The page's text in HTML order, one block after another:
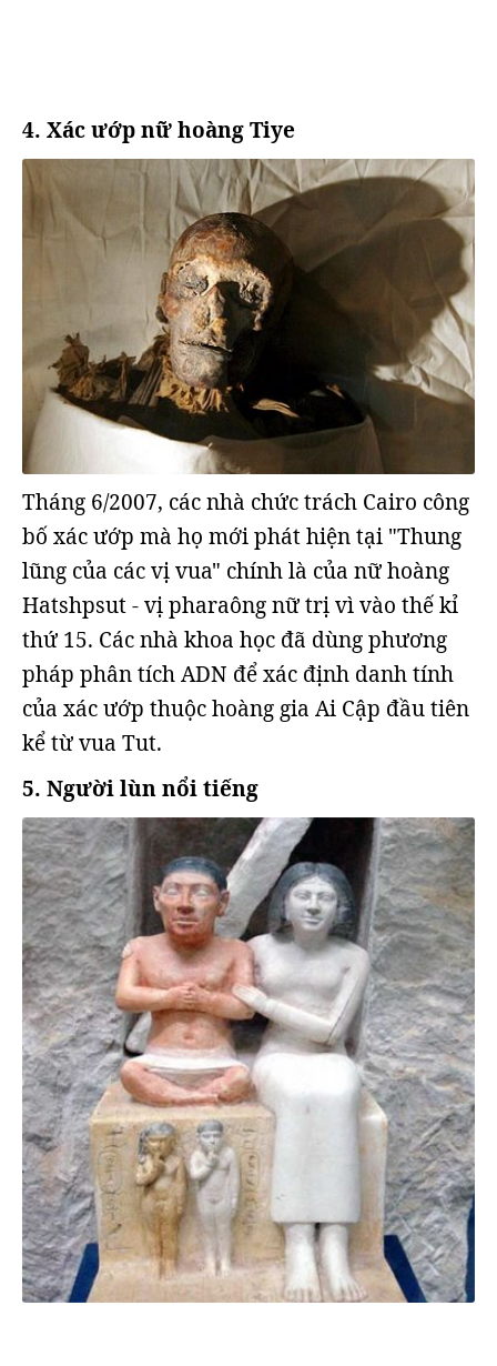
4. Xác ướp nữ hoàng Tiye
Tháng 6/2007, các nhà chức trách Cairo công
bố xác ướp mà họ mới phát hiện tại "Thung
lũng của các vị vua" chính là của nữ hoàng
Hatshpsut - vị pharaông nữ trị vì vào thế kỉ
thứ 15. Các nhà khoa học đã dùng phương
pháp phân tích ADN để xác định danh tính
của xác ướp thuộc hoàng gia Ai Cập đầu tiên
kể từ vua Tut.
5. Người lùn nổi tiếng